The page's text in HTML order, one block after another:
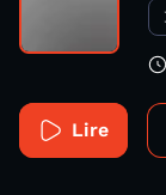
Lire